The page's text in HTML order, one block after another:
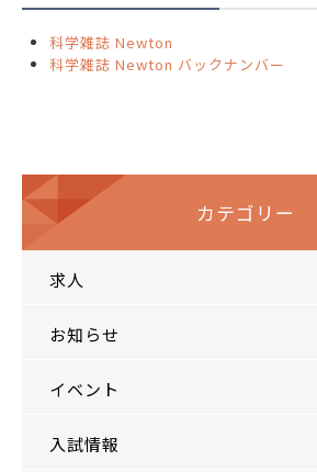
カテゴリー
求人
お知らせ
イベント
入試情報
科学雑誌 Newton
科学雑誌 Newton バックナンバー